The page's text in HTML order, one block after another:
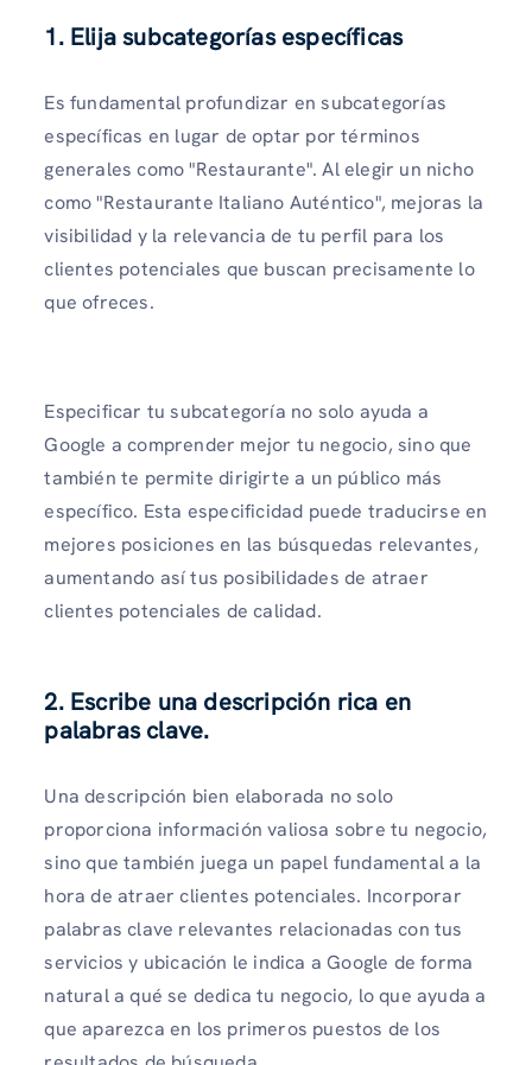
1. Elija subcategorías específicas
Es fundamental profundizar en subcategorías
específicas en lugar de optar por términos
generales como "Restaurante". Al elegir un nicho
como "Restaurante Italiano Auténtico", mejoras la
visibilidad y la relevancia de tu perfil para los
clientes potenciales que buscan precisamente lo
que ofreces.
Especificar tu subcategoría no solo ayuda a
Google a comprender mejor tu negocio, sino que
también te permite dirigirte a un público más
específico. Esta especificidad puede traducirse en
mejores posiciones en las búsquedas relevantes,
aumentando así tus posibilidades de atraer
clientes potenciales de calidad.
2. Escribe una descripción rica en
palabras clave.
Una descripción bien elaborada no solo
proporciona información valiosa sobre tu negocio,
sino que también juega un papel fundamental a la
hora de atraer clientes potenciales. Incorporar
palabras clave relevantes relacionadas con tus
servicios y ubicación le indica a Google de forma
natural a qué se dedica tu negocio, lo que ayuda a
que aparezca en los primeros puestos de los